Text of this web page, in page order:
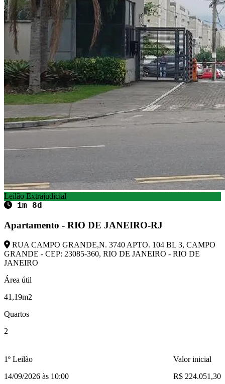
Leilão Extrajudicial
1m 8d
Apartamento - RIO DE JANEIRO-RJ
RUA CAMPO GRANDE,N. 3740 APTO. 104 BL 3, CAMPO
GRANDE - CEP: 23085-360, RIO DE JANEIRO - RIO DE
JANEIRO
Área útil
41,19m2
Quartos
2
1º Leilão
14/09/2026 às 10:00
Valor inicial
R$ 224.051,30